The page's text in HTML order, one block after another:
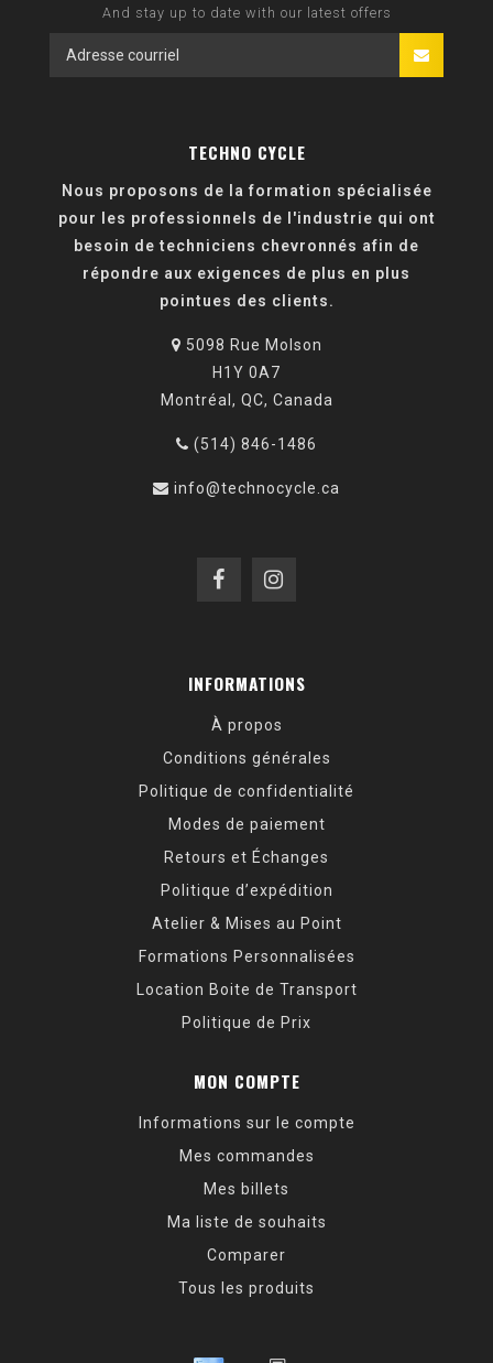
And stay up to date with our latest offers
TECHNO CYCLE
Nous proposons de la formation spécialisée
pour les professionnels de l'industrie qui ont
besoin de techniciens chevronnés afin de
répondre aux exigences de plus en plus
pointues des clients.
5098 Rue Molson
H1Y 0A7
Montréal, QC, Canada
(514) 846-1486
info@technocycle.ca
INFORMATIONS
À propos
Conditions générales
Politique de confidentialité
Modes de paiement
Retours et Échanges
Politique d’expédition
Atelier & Mises au Point
Formations Personnalisées
Location Boite de Transport
Politique de Prix
MON COMPTE
Informations sur le compte
Mes commandes
Mes billets
Ma liste de souhaits
Comparer
Tous les produits